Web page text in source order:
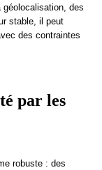
des
stable, il peut
des contraintes
par les
robuste : des